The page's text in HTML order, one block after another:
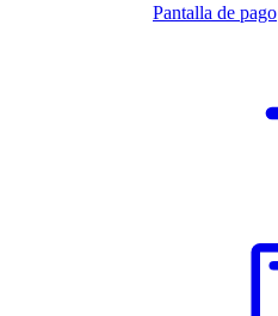
Pantalla de pago